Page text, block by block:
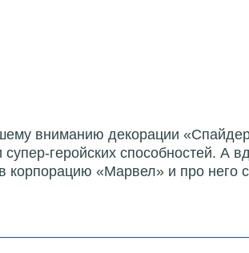
вниманию декорации
геройских способностей. А
корпорацию «Марвел» и про него